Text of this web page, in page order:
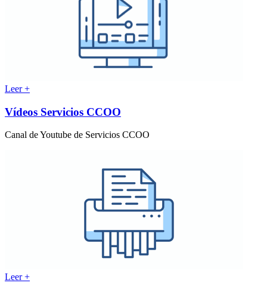
Leer +
Vídeos Servicios CCOO
Canal de Youtube de Servicios CCOO
Leer +